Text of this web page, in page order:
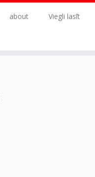
about Viegli lasīt